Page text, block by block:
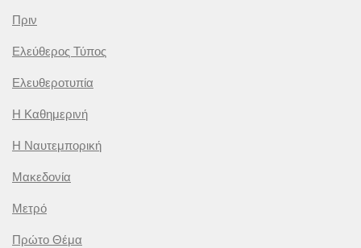
Πριν
Ελεύθερος Τύπος
Ελευθεροτυπία
Η Καθημερινή
Η Ναυτεμπορική
Μακεδονία
Μετρό
Πρώτο Θέμα